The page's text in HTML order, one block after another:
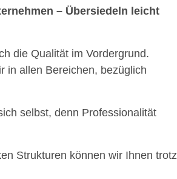
– Übersiedeln leicht
die Qualität im Vordergrund.
in allen Bereichen, bezüglich
selbst, denn Professionalität
Strukturen können wir Ihnen trotz